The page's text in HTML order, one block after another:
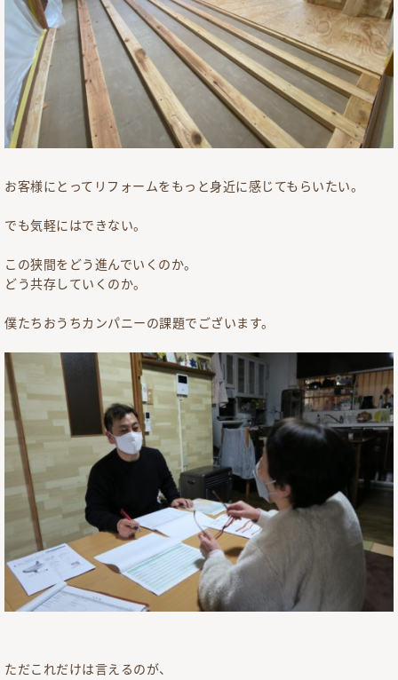
お客様にとってリフォームをもっと身近に感じてもらいたい。
でも気軽にはできない。
この狭間をどう進んでいくのか。
どう共存していくのか。
僕たちおうちカンパニーの課題でございます。
ただこれだけは言えるのが、